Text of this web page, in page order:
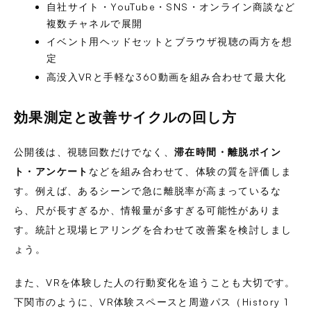
自社サイト・YouTube・SNS・オンライン商談など
複数チャネルで展開
イベント用ヘッドセットとブラウザ視聴の両方を想
定
高没入VRと手軽な360動画を組み合わせて最大化
効果測定と改善サイクルの回し方
公開後は、視聴回数だけでなく、 滞在時間・離脱ポイン
ト・アンケート などを組み合わせて、体験の質を評価しま
す。例えば、あるシーンで急に離脱率が高まっているな
ら、尺が長すぎるか、情報量が多すぎる可能性がありま
す。統計と現場ヒアリングを合わせて改善案を検討しまし
ょう。
また、VRを体験した人の行動変化を追うことも大切です。
下関市のように、VR体験スペースと周遊パス（History 1